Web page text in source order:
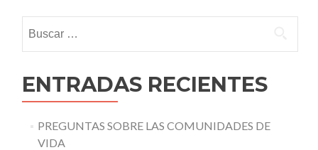
ENTRADAS RECIENTES
PREGUNTAS SOBRE LAS COMUNIDADES DE
VIDA